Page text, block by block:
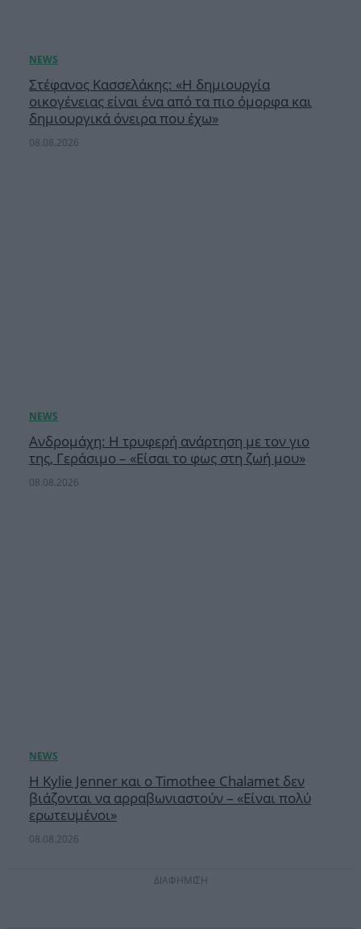
Στέφανος Κασσελάκης: «Η δημιουργία
οικογένειας είναι ένα από τα πιο όμορφα και
δημιουργικά όνειρα που έχω»
08.08.2026
Ανδρομάχη: Η τρυφερή ανάρτηση με τον γιο
της, Γεράσιμο – «Είσαι το φως στη ζωή μου»
08.08.2026
Η Kylie Jenner και ο Timothee Chalamet δεν
βιάζονται να αρραβωνιαστούν – «Είναι πολύ
ερωτευμένοι»
08.08.2026
ΔΙΑΦΗΜΙΣΗ